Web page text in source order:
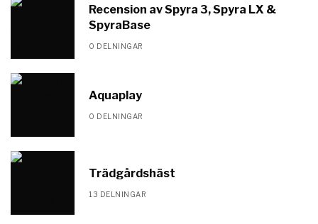
Recension av Spyra 3, Spyra LX &
SpyraBase
0 DELNINGAR
Aquaplay
0 DELNINGAR
Trädgårdshäst
13 DELNINGAR